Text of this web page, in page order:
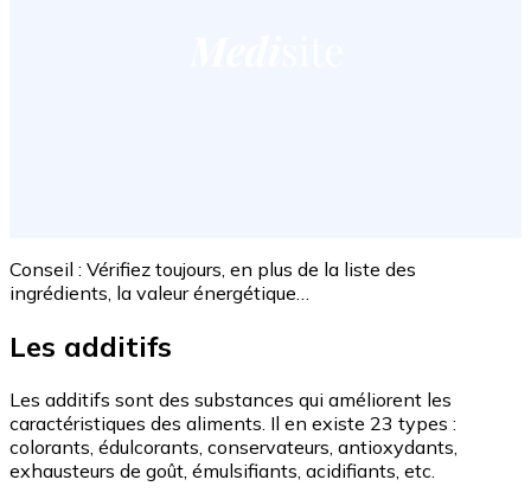
Conseil : Vérifiez toujours, en plus de la liste des
ingrédients, la valeur énergétique…
Les additifs
Les additifs sont des substances qui améliorent les
caractéristiques des aliments. Il en existe 23 types :
colorants, édulcorants, conservateurs, antioxydants,
exhausteurs de goût, émulsifiants, acidifiants, etc.